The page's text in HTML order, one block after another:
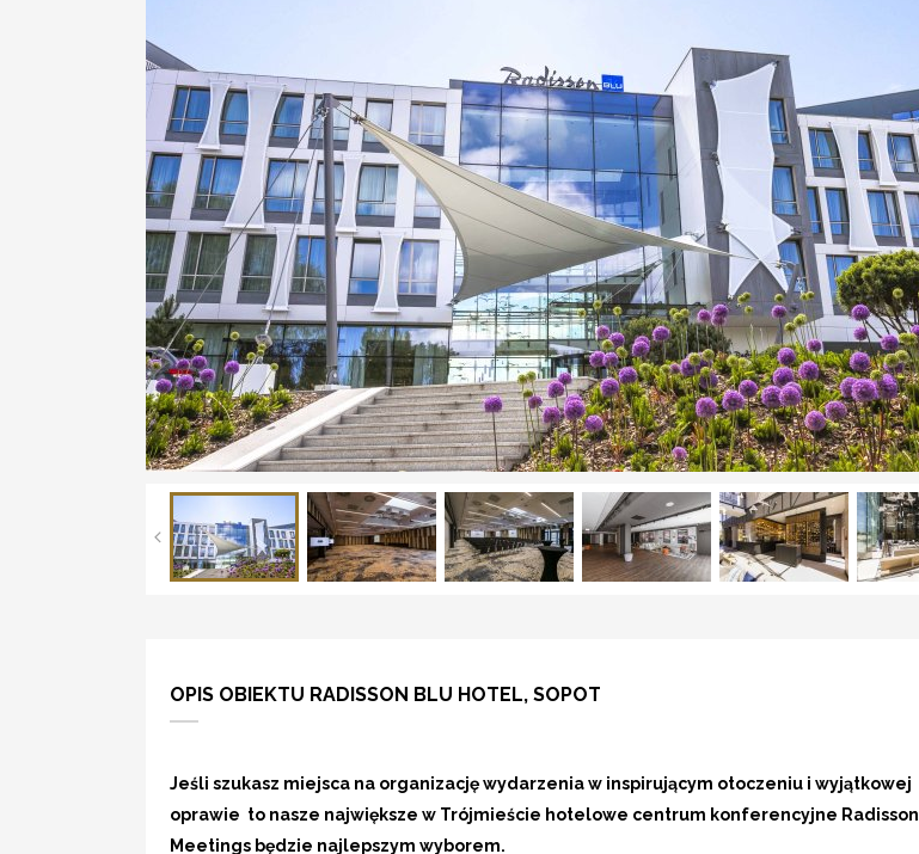
OPIS OBIEKTU RADISSON BLU HOTEL, SOPOT
Jeśli szukasz miejsca na organizację wydarzenia w inspirującym otoczeniu i wyjątkowej
oprawie to nasze największe w Trójmieście hotelowe centrum konferencyjne Radisson
Meetings będzie najlepszym wyborem.